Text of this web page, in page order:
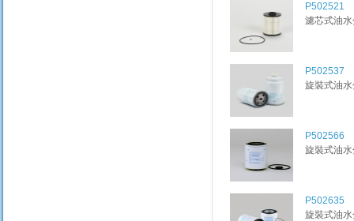
P502521
濾芯式油
P502537
旋裝式油
P502566
旋裝式油
P502635
旋裝式油